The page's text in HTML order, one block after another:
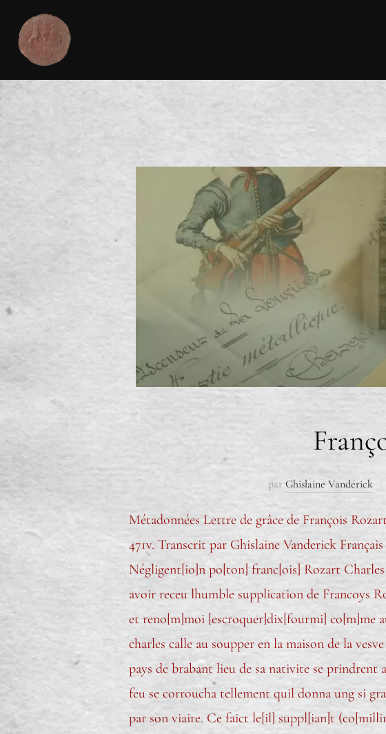
par Ghislaine Vanderick
Métadonnées Lettre de grâce de François
471v. Transcrit par Ghislaine Vanderick
Négligent[io]n po[ton] franc[ois] Rozart Charles
avoir receu lhumble supplication de Francoys
et reno[m]moi [escroquer]dix[fourmi] co[m]me
charles calle au soupper en la maison de la
pays de brabant lieu de sa nativite se prindrent
feu se corroucha tellement quil donna ung si
par son viaire. Ce faict le[il] suppl[ian]t